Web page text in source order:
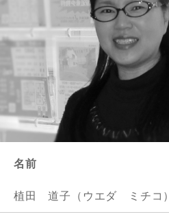
名前
植田 道子（ウエダ ミチコ）